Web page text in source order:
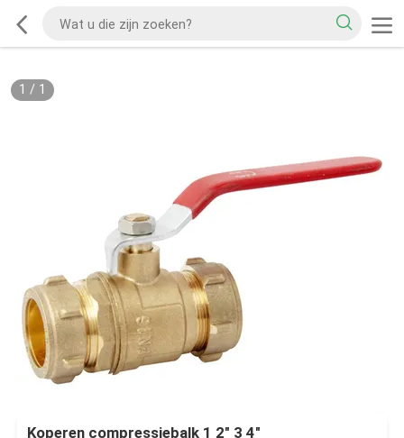
1 / 1
Koperen compressiebalk 1 2" 3 4"